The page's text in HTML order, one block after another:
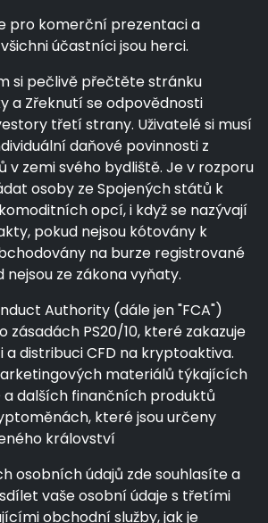
pro komerční prezentaci a
účastníci jsou herci.
si pečlivě přečtěte stránku
a Zřeknutí se odpovědnosti
třetí strany. Uživatelé si musí
daňové povinnosti z
v zemi svého bydliště. Je v rozporu
osoby ze Spojených států k
opcí, i když se nazývají
pokud nejsou kótovány k
na burze registrované
nejsou ze zákona vyňaty.
Authority (dále jen "FCA")
zásadách PS20/10, které zakazuje
distribuci CFD na kryptoaktiva.
materiálů týkajících
a dalších finančních produktů
které jsou určeny
království
osobních údajů zde souhlasíte a
vaše osobní údaje s třetími
obchodní služby, jak je